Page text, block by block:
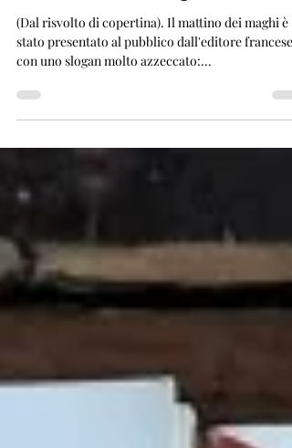
Il Mattino dei Maghi
(Dal risvolto di copertina). Il mattino dei maghi è
stato presentato al pubblico dall'editore francese
con uno slogan molto azzeccato:...